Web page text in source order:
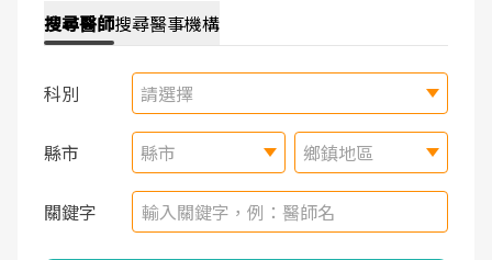
搜尋醫師搜尋醫事機構
科別 請選擇
縣市 縣市 鄉鎮地區
關鍵字